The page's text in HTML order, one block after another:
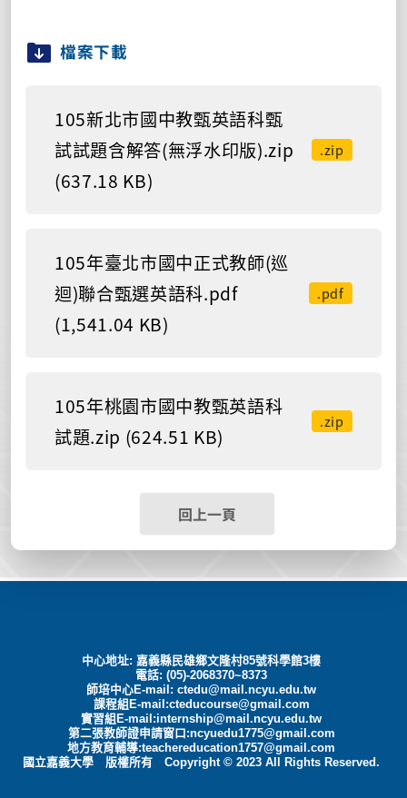
檔案下載
105新北市國中教甄英語科甄
試試題含解答(無浮水印版).zip
(637.18 KB)
.zip
105年臺北市國中正式教師(巡
迴)聯合甄選英語科.pdf
(1,541.04 KB)
.pdf
105年桃園市國中教甄英語科
試題.zip (624.51 KB)
.zip
回上一頁
中心地址: 嘉義縣民雄鄉文隆村85號科學館3樓
電話: (05)-2068370~8373
師培中心E-mail:ctedu@mail.ncyu.edu.tw
課程組E-mail:cteducourse@gmail.com
實習組E-mail:internship@mail.ncyu.edu.tw
第二張教師證申請窗口:ncyuedu1775@gmail.com
地方教育輔導:teachereducation1757@gmail.com
國立嘉義大學 版權所有 Copyright © 2023 All Rights Reserved.